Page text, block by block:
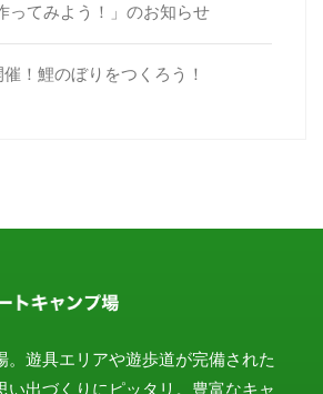
ってみよう！」のお知らせ
！鯉のぼりをつくろう！
。遊具エリアや遊歩道が完備された
い出づくりにピッタリ。豊富なキャ